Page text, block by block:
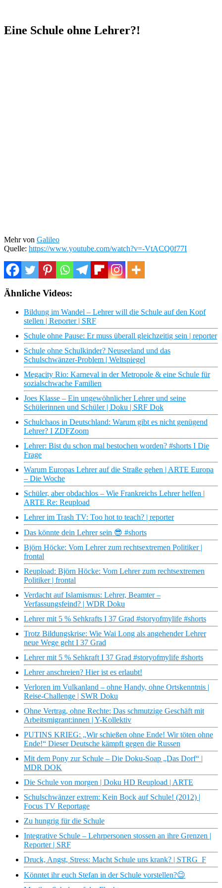
Eine Schule ohne Lehrer?!
Mehr von Galileo
Quelle: https://www.youtube.com/watch?v=-VtACQ0f77I
Ähnliche Videos:
Bildung im Wandel – Lehrer will die Schule auf den Kopf
stellen | Reporter | SRF
Schule ohne Pause: Er muss überall gleichzeitig sein | reporter
Schule ohne Schulkinder? Neuseeland und das
Schulschwänzer-Problem | Weltspiegel
Megacity Rio: Karneval in der Metropole & eine Schule für
sozialschwache Familien
Joes Klasse – Ein ungewöhnlicher Lehrer und seine
Schülerinnen und Schüler | Doku | SRF Dok
Schulchaos in Deutschland: Warum gibt es nicht genügend
Lehrer? I ZDFZoom
Lehrer: Bist du schon mal bestochen worden? #shorts I Die
Frage
Warum Europas Lehrer auf die Straße gehen | ARTE Europa
– Die Woche
Schüler, aber obdachlos – Wie Frankreichs Lehrer helfen |
ARTE Re: Reupload
Lehrer im Trash TV: Too hot to teach? | reporter
Das könnte dein Lehrer sein 😎 #shorts
Björn Höcke: Vom Lehrer zum rechtsextremen Politiker |
frontal
Reupload: Björn Höcke: Vom Lehrer zum rechtsextremen
Politiker | frontal
Verdacht auf Islamismus: Lehrer, Beamter –
Verfassungsfeind? | WDR Doku
Lehrer mit 5 % Sehkrafts I 37 Grad #storyofmylife #shorts
Trotz Bildungskrise: Wie Wai Long als angehender Lehrer
neue Wege geht I 37 Grad
Lehrer mit 5 % Sehkraft I 37 Grad #storyofmylife #shorts
Lehrer anschreien? Hier ist es erlaubt!
Verloren im Vulkanland – ohne Handy, ohne Ortskenntnis |
Reise-Challenge | SWR Doku
Ohne Vertrag, ohne Rechte: Das schmutzige Geschäft mit
Arbeitsmigrant:innen | Y-Kollektiv
PUTINS KRIEG: „Wir schießen ohne Ende! Wir töten ohne
Ende!“ Dieser Deutsche kämpft gegen die Russen
Mit dem Pony zur Schule – Die Doku-Soap „Das Dorf“ |
MDR DOK
Die Schule von morgen | Doku HD Reupload | ARTE
Schulschwänzer extrem: Kein Bock auf Schule! (2012) |
Focus TV Reportage
Zu hungrig für die Schule
Integrative Schule – Lehrpersonen stossen an ihre Grenzen |
Reporter | SRF
Druck, Angst, Stress: Macht Schule uns krank? | STRG_F
Könntet ihr euch Stefan in der Schule vorstellen?😉